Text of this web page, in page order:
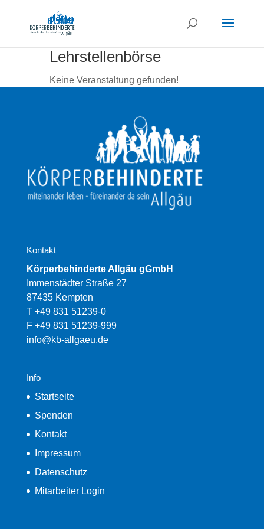
Lehrstellenbörse
Keine Veranstaltung gefunden!
Kontakt
Körperbehinderte Allgäu gGmbH
Immenstädter Straße 27
87435 Kempten
T +49 831 51239-0
F +49 831 51239-999
info@kb-allgaeu.de
Info
Startseite
Spenden
Kontakt
Impressum
Datenschutz
Mitarbeiter Login